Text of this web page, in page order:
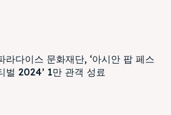
라다이스 문화재단, ‘아시안 팝 페스
벌 2024’ 1만 관객 성료